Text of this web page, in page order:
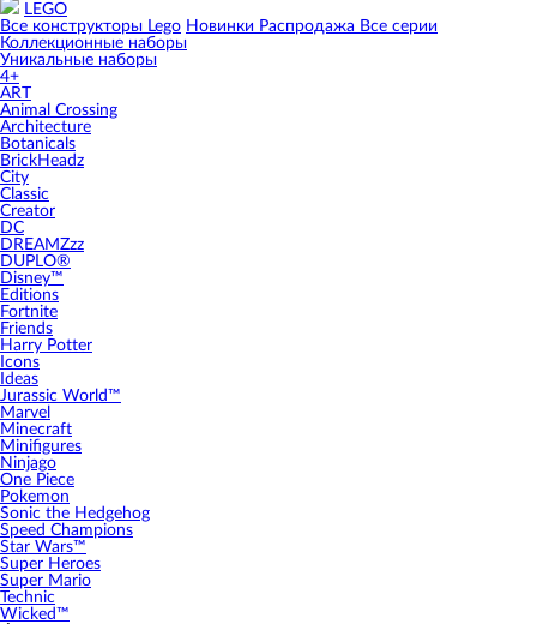
LEGO
Все конструкторы Lego Новинки Распродажа Все серии
Коллекционные наборы
Уникальные наборы
4+
ART
Animal Crossing
Architecture
Botanicals
BrickHeadz
City
Classic
Creator
DC
DREAMZzz
DUPLO®
Disney™
Editions
Fortnite
Friends
Harry Potter
Icons
Ideas
Jurassic World™
Marvel
Minecraft
Minifigures
Ninjago
One Piece
Pokemon
Sonic the Hedgehog
Speed Champions
Star Wars™
Super Heroes
Super Mario
Technic
Wicked™